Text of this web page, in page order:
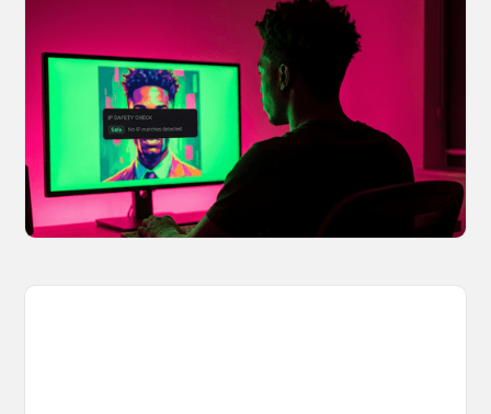
Your AI Creations, Protected: How
OpenArt's IP Safety Check Keeps
Creators Safe
You made something you love, but is it safe to
share? OpenArt's IP Safety Check, powered
by CopySight, lets you scan your creations for
potential IP issues before they leave your
hands.
April 2, 2026